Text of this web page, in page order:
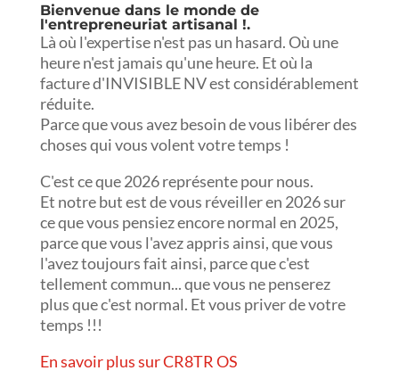
Bienvenue dans le monde de
l'entrepreneuriat artisanal !.
Là où l'expertise n'est pas un hasard. Où une
heure n'est jamais qu'une heure. Et où la
facture d'INVISIBLE NV est considérablement
réduite.
Parce que vous avez besoin de vous libérer des
choses qui vous volent votre temps !
C'est ce que 2026 représente pour nous.
Et notre but est de vous réveiller en 2026 sur
ce que vous pensiez encore normal en 2025,
parce que vous l'avez appris ainsi, que vous
l'avez toujours fait ainsi, parce que c'est
tellement commun... que vous ne penserez
plus que c'est normal. Et vous priver de votre
temps !!!
En savoir plus sur CR8TR OS